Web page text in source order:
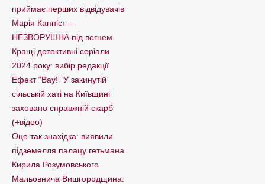
приймає перших відвідувачів
Марія Капніст –
НЕЗВОРУШНА під вогнем
Кращі детективні серіали
2024 року: вибір редакції
Ефект “Вау!” У закинутій
сільській хаті на Київщині
заховано справжній скарб
(+відео)
Оце так знахідка: виявили
підземелля палацу гетьмана
Кирила Розумовського
Мальовнича Вишгородщина: